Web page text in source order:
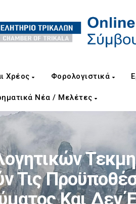
Χρέος Φορολογιστικά
Νέα / Μελέτες
Τις
Και